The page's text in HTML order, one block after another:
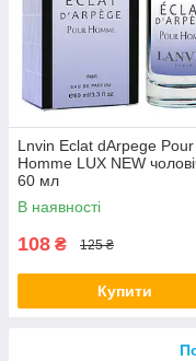
Lnvin Eclat dArpege Pour
Homme LUX NEW
60 мл
В наявності
108 ₴ 125 ₴
Купити